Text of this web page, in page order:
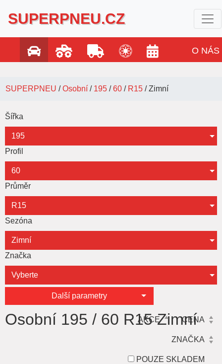
SUPERPNEU.CZ
O NÁS
SUPERPNEU /Osobní / 195 /60 / R15 /Zimní
Šířka
195
Profil
60
Průměr
R15
Sezóna
Zimní
Značka
Vyberte
Další parametry
Osobní 195 / 60 R15 Zimní
AKCE CENA
ZNAČKA
POUZE SKLADEM